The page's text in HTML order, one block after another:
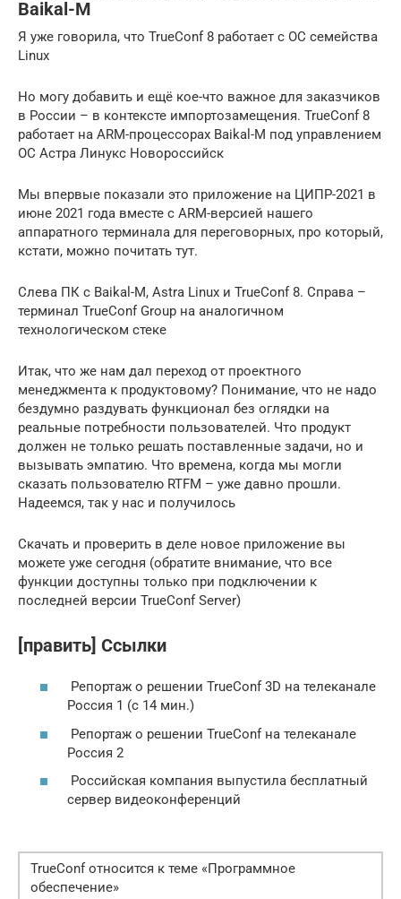
Baikal-M
Я уже говорила, что TrueConf 8 работает с ОС семейства
Linux
Но могу добавить и ещё кое-что важное для заказчиков
в России – в контексте импортозамещения. TrueConf 8
работает на ARM-процессорах Baikal-M под управлением
ОС Астра Линукс Новороссийск
Мы впервые показали это приложение на ЦИПР-2021 в
июне 2021 года вместе с ARM-версией нашего
аппаратного терминала для переговорных, про который,
кстати, можно почитать тут.
Слева ПК с Baikal-M, Astra Linux и TrueConf 8. Справа –
терминал TrueConf Group на аналогичном
технологическом стеке
Итак, что же нам дал переход от проектного
менеджмента к продуктовому? Понимание, что не надо
бездумно раздувать функционал без оглядки на
реальные потребности пользователей. Что продукт
должен не только решать поставленные задачи, но и
вызывать эмпатию. Что времена, когда мы могли
сказать пользователю RTFM – уже давно прошли.
Надеемся, так у нас и получилось
Скачать и проверить в деле новое приложение вы
можете уже сегодня (обратите внимание, что все
функции доступны только при подключении к
последней версии TrueConf Server)
[править] Ссылки
Репортаж о решении TrueConf 3D на телеканале
Россия 1 (c 14 мин.)
Репортаж о решении TrueConf на телеканале
Россия 2
Российская компания выпустила бесплатный
сервер видеоконференций
TrueConf относится к теме «Программное
обеспечение»